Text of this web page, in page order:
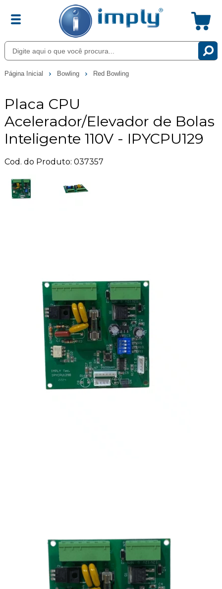
Página Inicial Bowling Red Bowling
Placa CPU
Acelerador/Elevador de Bolas
Inteligente 110V - IPYCPU129
Cod. do Produto: 037357